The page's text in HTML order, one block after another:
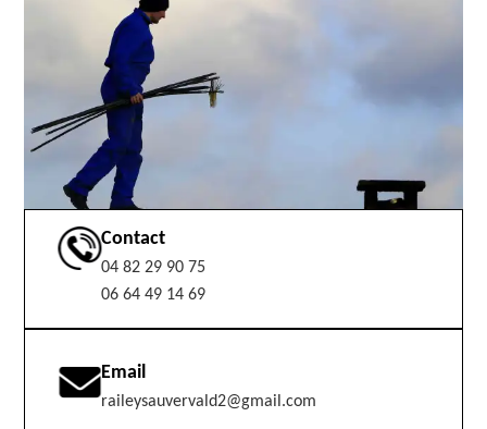
Contact
04 82 29 90 75
06 64 49 14 69
Email
raileysauvervald2@gmail.com